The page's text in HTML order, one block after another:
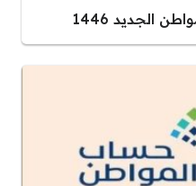
الجديد 1446